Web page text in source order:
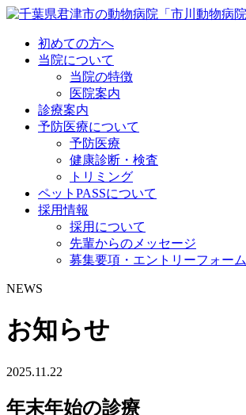
初めての方へ
当院について
当院の特徴
医院案内
診療案内
予防医療について
予防医療
健康診断・検査
トリミング
ペットPASSについて
採用情報
採用について
先輩からのメッセージ
募集要項・エントリーフォーム
NEWS
お知らせ
2025.11.22
年末年始の診療